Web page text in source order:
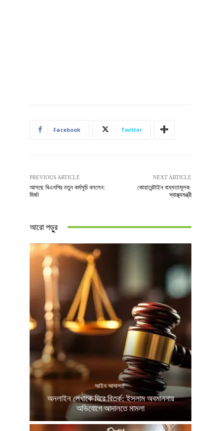
Facebook Twitter
PREVIOUS ARTICLE
আসছে বিএনপির নতুন কর্মসূচি বললেন:
মির্জা
NEXT ARTICLE
কোয়ারেন্টাইন বাধ্যতামূলক:
স্বাস্থ্যমন্ত্রী
আরো পড়ুুর
আইন আদালত
অনলাইন লেখাকে ঘিরে বিতর্ক: ইসলাম অবমাননার
অভিযোগে আদালতে মামলা